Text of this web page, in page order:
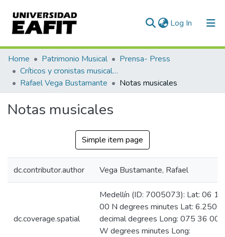
Log In (current)
Communities & Collections
All of DSpace
Home Patrimonio Musical
Prensa- Press
Críticos y cronistas musicales
Rafael Vega Bustamante
Notas musicales
Notas musicales
Simple item page
dc.contributor.author Vega Bustamante, Rafael
dc.coverage.spatial
Medellín (ID: 7005073): Lat: 06 15
00 N degrees minutes Lat: 6.2500
decimal degrees Long: 075 36 00
W degrees minutes Long: